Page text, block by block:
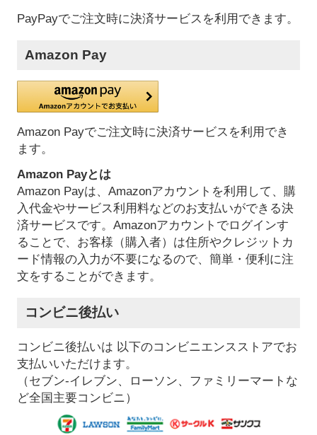
PayPayでご注文時に決済サービスを利用できます。
Amazon Pay
Amazon Payでご注文時に決済サービスを利用でき
ます。
Amazon Payとは
Amazon Payは、Amazonアカウントを利用して、購
入代金やサービス利用料などのお支払いができる決
済サービスです。Amazonアカウントでログインす
ることで、お客様（購入者）は住所やクレジットカ
ード情報の入力が不要になるので、簡単・便利に注
文をすることができます。
コンビニ後払い
コンビニ後払いは 以下のコンビニエンスストアでお
支払いいただけます。
（セブン-イレブン、ローソン、ファミリーマートな
ど全国主要コンビニ）